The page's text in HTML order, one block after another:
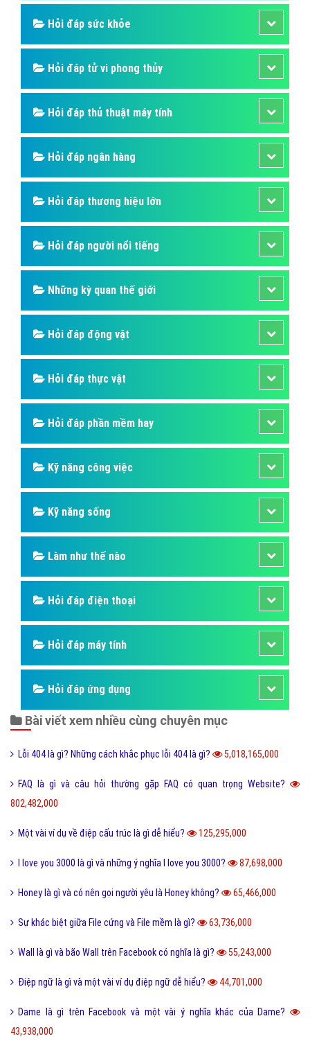
Hỏi đáp sức khỏe
Hỏi đáp tử vi phong thủy
Hỏi đáp thủ thuật máy tính
Hỏi đáp ngân hàng
Hỏi đáp thương hiệu lớn
Hỏi đáp người nổi tiếng
Những kỳ quan thế giới
Hỏi đáp động vật
Hỏi đáp thực vật
Hỏi đáp phần mềm hay
Kỹ năng công việc
Kỹ năng sống
Làm như thế nào
Hỏi đáp điện thoại
Hỏi đáp máy tính
Hỏi đáp ứng dụng
Bài viết xem nhiều cùng chuyên mục
Lỗi 404 là gì? Những cách khắc phục lỗi 404 là gì? 5,018,165,000
FAQ là gì và câu hỏi thường gặp FAQ có quan trọng Website?
802,482,000
Một vài ví dụ về điệp cấu trúc là gì dễ hiểu? 125,295,000
I love you 3000 là gì và những ý nghĩa I love you 3000? 87,698,000
Honey là gì và có nên gọi người yêu là Honey không? 65,466,000
Sự khác biệt giữa File cứng và File mềm là gì? 63,736,000
Wall là gì và bão Wall trên Facebook có nghĩa là gì? 55,243,000
Điệp ngữ là gì và một vài ví dụ điệp ngữ dễ hiểu? 44,701,000
Dame là gì trên Facebook và một vài ý nghĩa khác của Dame?
43,938,000